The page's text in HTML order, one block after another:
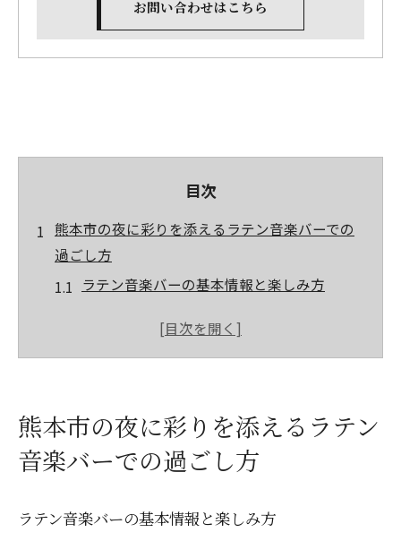
お問い合わせはこちら
目次
熊本市の夜に彩りを添えるラテン音楽バーでの
過ごし方
ラテン音楽バーの基本情報と楽しみ方
地元の人々と交流するチャンス
音楽に身を委ねる心地よさ
ラテンのリズムに浸る熊本市のバーで特別な体
エキゾチックな音楽の魅力
熊本市の夜に彩りを添えるラテン
音楽バーでの過ごし方
ラテン音楽バーの基本情報と楽しみ方